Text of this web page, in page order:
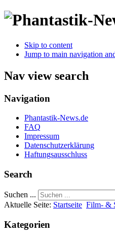
Skip to content
Jump to main navigation
Nav view search
Navigation
Phantastik-News.de
FAQ
Impressum
Datenschutzerklärung
Haftungsausschluss
Search
Suchen ...
Aktuelle Seite: Startseite Film- &
Kategorien